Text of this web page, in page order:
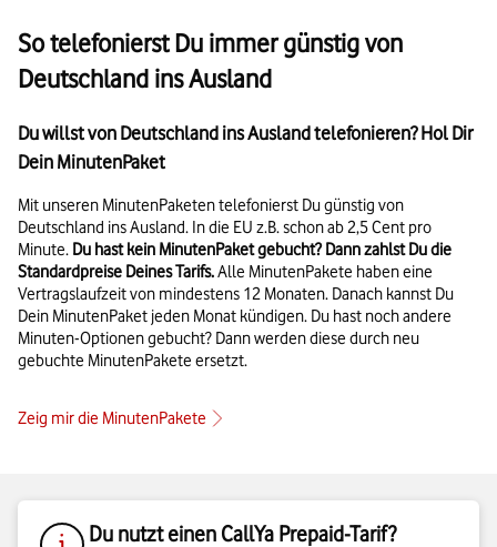
So telefonierst Du immer günstig von
Deutschland ins Ausland
Du willst von Deutschland ins Ausland telefonieren? Hol Dir
Dein MinutenPaket
Mit unseren MinutenPaketen telefonierst Du günstig von
Deutschland ins Ausland. In die EU z.B. schon ab 2,5 Cent pro
Minute. Du hast kein MinutenPaket gebucht? Dann zahlst Du die
Standardpreise Deines Tarifs.Alle MinutenPakete haben eine
Vertragslaufzeit von mindestens 12 Monaten. Danach kannst Du
Dein MinutenPaket jeden Monat kündigen. Du hast noch andere
Minuten-Optionen gebucht? Dann werden diese durch neu
gebuchte MinutenPakete ersetzt.
Zeig mir die MinutenPakete
Du nutzt einen CallYa Prepaid-Tarif?